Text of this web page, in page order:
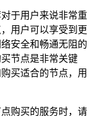
于用户来说非常重
用户可以享受到更
安全和畅通无阻的
节点是非常关键
买适合的节点，用
购买的服务时，请